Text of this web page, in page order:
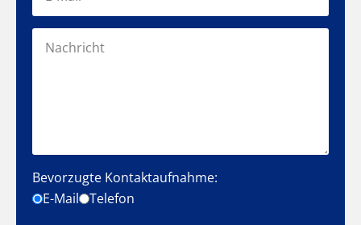
Bevorzugte Kontaktaufnahme:
E-Mail
Telefon